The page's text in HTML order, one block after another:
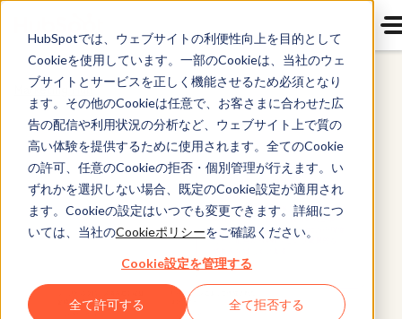
HubSpotでは、ウェブサイトの利便性向上を目的として
Cookieを使用しています。一部のCookieは、当社のウェ
ブサイトとサービスを正しく機能させるため必須となり
ます。その他のCookieは任意で、お客さまに合わせた広
告の配信や利用状況の分析など、ウェブサイト上で質の
高い体験を提供するために使用されます。全てのCookie
の許可、任意のCookieの拒否・個別管理が行えます。い
ずれかを選択しない場合、既定のCookie設定が適用され
ます。Cookieの設定はいつでも変更できます。詳細につ
いては、当社のCookieポリシーをご確認ください。
Cookie設定を管理する
全て許可する 全て拒否する
Marketing Hub